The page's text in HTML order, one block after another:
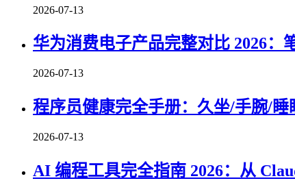
2026-07-13
华为消费电子产品完整对比 2026：
2026-07-13
程序员健康完全手册：久坐/手腕/睡
2026-07-13
AI 编程工具完全指南 2026：从